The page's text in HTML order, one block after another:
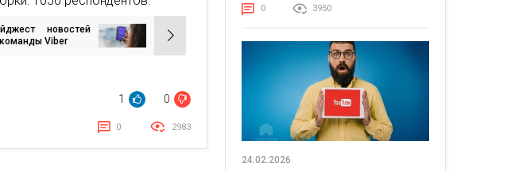
новостей
Viber
1 0
0 2983
0 3950
24.02.2026